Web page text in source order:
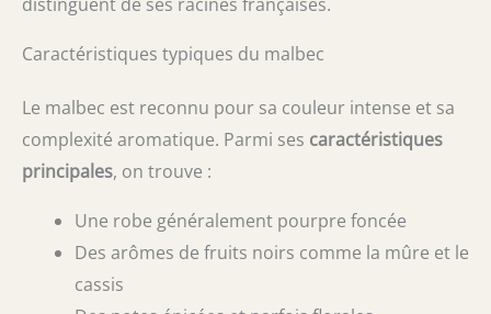
distinguent de ses racines françaises.
Caractéristiques typiques du malbec
Le malbec est reconnu pour sa couleur intense et sa
complexité aromatique. Parmi ses caractéristiques
principales, on trouve :
Une robe généralement pourpre foncée
Des arômes de fruits noirs comme la mûre et le
cassis